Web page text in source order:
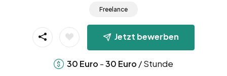
Freelance
Jetzt bewerben
30 Euro -30 Euro / Stunde